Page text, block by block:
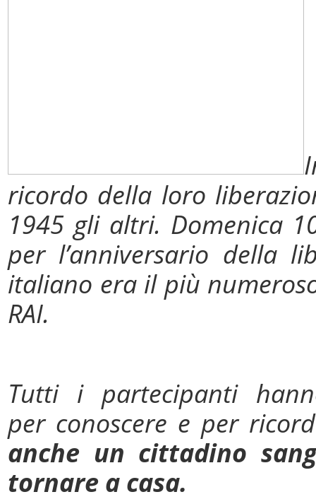
ricordo della loro
1945 gli altri. Domenica
per l’anniversario della
italiano era il più
RAI.
Tutti i partecipanti
per conoscere e per
anche un cittadino
tornare a casa.